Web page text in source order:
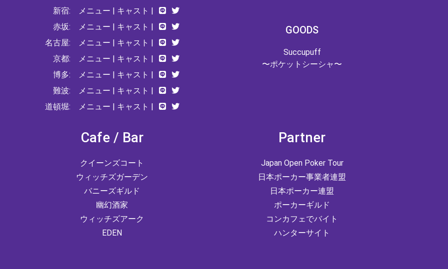
新宿:
赤坂:
名古屋:
京都:
博多:
難波:
道頓堀:
メニュー | キャスト |
メニュー | キャスト |
メニュー | キャスト |
メニュー | キャスト |
メニュー | キャスト |
メニュー | キャスト |
メニュー | キャスト |
GOODS
Succupuff
〜ポケットシーシャ〜
Cafe / Bar
クイーンズコート
ウィッチズガーデン
バニーズギルド
幽幻酒家
ウィッチズアーク
EDEN
Partner
Japan Open Poker Tour
日本ポーカー事業者連盟
日本ポーカー連盟
ポーカーギルド
コンカフェでバイト
ハンターサイト